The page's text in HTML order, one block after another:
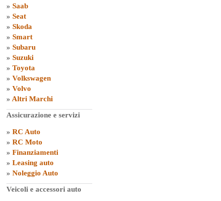
» Saab
» Seat
» Skoda
» Smart
» Subaru
» Suzuki
» Toyota
» Volkswagen
» Volvo
» Altri Marchi
Assicurazione e servizi
» RC Auto
» RC Moto
» Finanziamenti
» Leasing auto
» Noleggio Auto
Veicoli e accessori auto